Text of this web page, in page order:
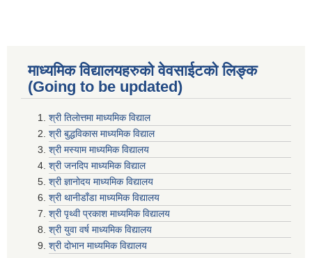
माध्यमिक विद्यालयहरुकाे वेवसाईटको लिङ्क
(Going to be updated)
श्री तिलाेत्तमा माध्यमिक विद्याल
श्री बुद्धविकास माध्यमिक विद्याल
श्री मस्याम माध्यमिक विद्यालय
श्री जनदिप माध्यमिक विद्याल
श्री ज्ञानोदय माध्यमिक विद्यालय
श्री थानीडाँडा माध्यमिक विद्यालय
श्री पृथ्वी प्रकाश माध्यमिक विद्यालय
श्री युवा वर्ष माध्यमिक विद्यालय
श्री दोभान माध्यमिक विद्यालय